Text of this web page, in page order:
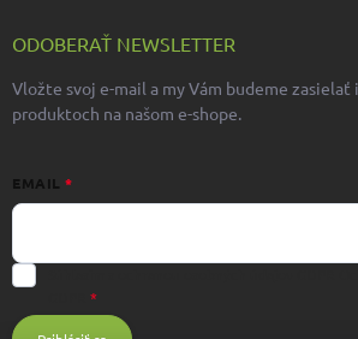
ODOBERAŤ NEWSLETTER
Vložte svoj e-mail a my Vám budeme
produktoch na našom e-shope.
EMAIL